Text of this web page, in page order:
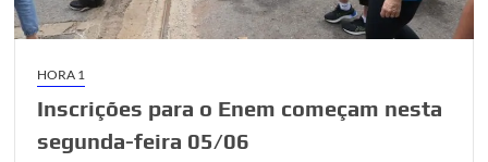
HORA 1
Inscrições para o Enem começam nesta
segunda-feira 05/06